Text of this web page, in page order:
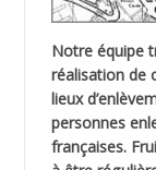
Notre équipe
réalisation de
lieux
personnes
françaises.